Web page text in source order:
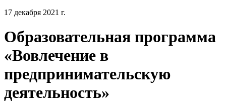
17 декабря 2021 г.
Образовательная программа
«Вовлечение в
предпринимательскую
деятельность»